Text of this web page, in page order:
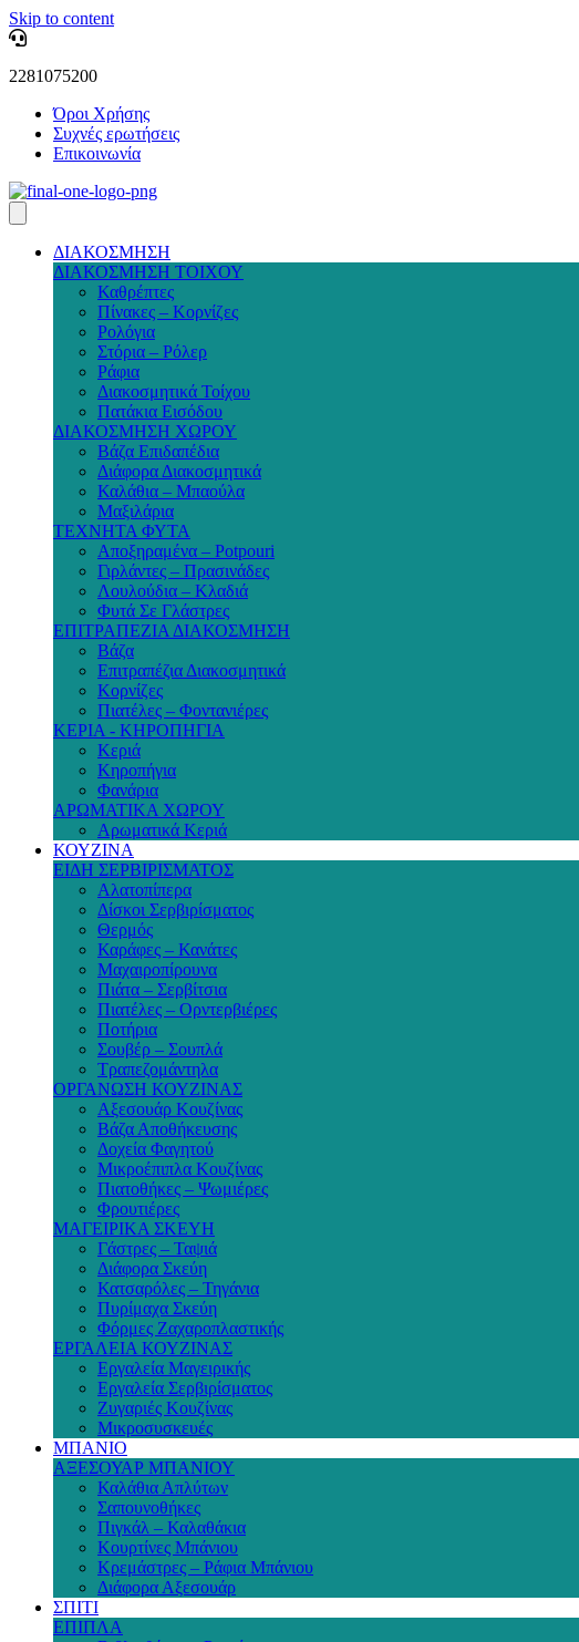
Skip to content
2281075200
Όροι Χρήσης
Συχνές ερωτήσεις
Επικοινωνία
ΔΙΑΚΟΣΜΗΣΗ
ΔΙΑΚΟΣΜΗΣΗ ΤΟΙΧΟΥ
Καθρέπτες
Πίνακες – Κορνίζες
Ρολόγια
Στόρια – Ρόλερ
Ράφια
Διακοσμητικά Τοίχου
Πατάκια Εισόδου
ΔΙΑΚΟΣΜΗΣΗ ΧΩΡΟΥ
Βάζα Επιδαπέδια
Διάφορα Διακοσμητικά
Καλάθια – Μπαούλα
Μαξιλάρια
ΤΕΧΝΗΤΑ ΦΥΤΑ
Αποξηραμένα – Potpouri
Γιρλάντες – Πρασινάδες
Λουλούδια – Κλαδιά
Φυτά Σε Γλάστρες
ΕΠΙΤΡΑΠΕΖΙΑ ΔΙΑΚΟΣΜΗΣΗ
Βάζα
Επιτραπέζια Διακοσμητικά
Κορνίζες
Πιατέλες – Φοντανιέρες
ΚΕΡΙΑ - ΚΗΡΟΠΗΓΙΑ
Κεριά
Κηροπήγια
Φανάρια
ΑΡΩΜΑΤΙΚΑ ΧΩΡΟΥ
Αρωματικά Κεριά
ΚΟΥΖΙΝΑ
ΕΙΔΗ ΣΕΡΒΙΡΙΣΜΑΤΟΣ
Αλατοπίπερα
Δίσκοι Σερβιρίσματος
Θερμός
Καράφες – Κανάτες
Μαχαιροπίρουνα
Πιάτα – Σερβίτσια
Πιατέλες – Ορντερβιέρες
Ποτήρια
Σουβέρ – Σουπλά
Τραπεζομάντηλα
ΟΡΓΑΝΩΣΗ ΚΟΥΖΙΝΑΣ
Αξεσουάρ Κουζίνας
Βάζα Αποθήκευσης
Δοχεία Φαγητού
Μικροέπιπλα Κουζίνας
Πιατοθήκες – Ψωμιέρες
Φρουτιέρες
ΜΑΓΕΙΡΙΚΑ ΣΚΕΥΗ
Γάστρες – Ταψιά
Διάφορα Σκεύη
Κατσαρόλες – Τηγάνια
Πυρίμαχα Σκεύη
Φόρμες Ζαχαροπλαστικής
ΕΡΓΑΛΕΙΑ ΚΟΥΖΙΝΑΣ
Εργαλεία Μαγειρικής
Εργαλεία Σερβιρίσματος
Ζυγαριές Κουζίνας
Μικροσυσκευές
ΜΠΑΝΙΟ
ΑΞΕΣΟΥΑΡ ΜΠΑΝΙΟΥ
Καλάθια Απλύτων
Σαπουνοθήκες
Πιγκάλ – Καλαθάκια
Κουρτίνες Μπάνιου
Κρεμάστρες – Ράφια Μπάνιου
Διάφορα Αξεσουάρ
ΣΠΙΤΙ
ΕΠΙΠΛΑ